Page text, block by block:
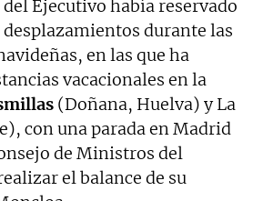
del Ejecutivo había reservado
desplazamientos durante las
en las que ha
vacacionales en la
(Doñana, Huelva) y La
con una parada en Madrid
de Ministros del
el balance de su